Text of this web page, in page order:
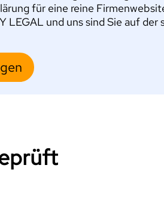
für eine reine
und uns sind Sie auf der